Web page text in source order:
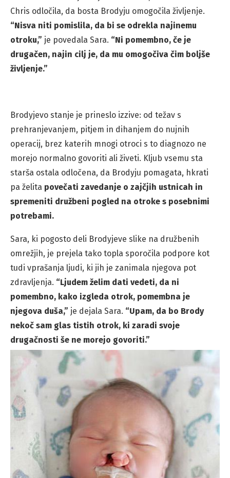
Chris odločila, da bosta Brodyju omogočila življenje.
“Nisva niti pomislila, da bi se odrekla najinemu
otroku,” je povedala Sara. “Ni pomembno, če je
drugačen, najin cilj je, da mu omogočiva čim boljše
življenje.”
Brodyjevo stanje je prineslo izzive: od težav s
prehranjevanjem, pitjem in dihanjem do nujnih
operacij, brez katerih mnogi otroci s to diagnozo ne
morejo normalno govoriti ali živeti. Kljub vsemu sta
starša ostala odločena, da Brodyju pomagata, hkrati
pa želita povečati zavedanje o zajčjih ustnicah in
spremeniti družbeni pogled na otroke s posebnimi
potrebami.
Sara, ki pogosto deli Brodyjeve slike na družbenih
omrežjih, je prejela tako topla sporočila podpore kot
tudi vprašanja ljudi, ki jih je zanimala njegova pot
zdravljenja. “Ljudem želim dati vedeti, da ni
pomembno, kako izgleda otrok, pomembna je
njegova duša,” je dejala Sara. “Upam, da bo Brody
nekoč sam glas tistih otrok, ki zaradi svoje
drugačnosti še ne morejo govoriti.”